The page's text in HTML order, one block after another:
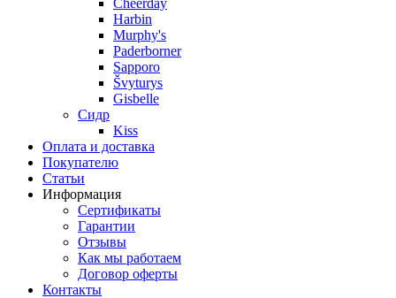
Cheerday
Harbin
Murphy's
Paderborner
Sapporo
Švyturys
Gisbelle
Сидр
Kiss
Оплата и доставка
Покупателю
Статьи
Информация
Сертификаты
Гарантии
Отзывы
Как мы работаем
Договор оферты
Контакты